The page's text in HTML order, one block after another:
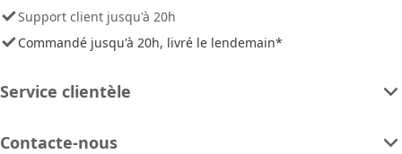
Support client jusqu'à 20h
Commandé jusqu'à 20h, livré le lendemain*
Service clientèle
Contacte-nous